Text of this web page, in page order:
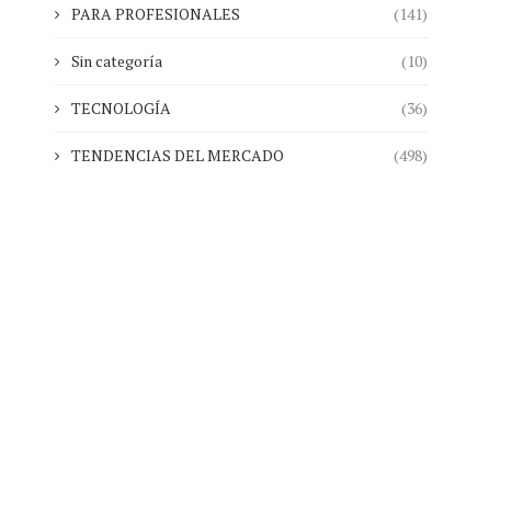
PARA PROFESIONALES (141)
Sin categoría (10)
TECNOLOGÍA (36)
TENDENCIAS DEL MERCADO (498)